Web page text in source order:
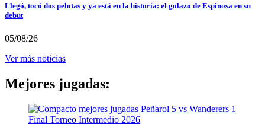
Llegó, tocó dos pelotas y ya está en la historia: el golazo de Espinosa en su
debut
05/08/26
Ver más noticias
Mejores jugadas: